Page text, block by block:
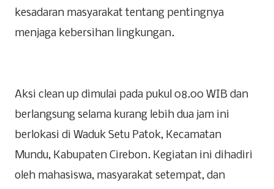
kesadaran masyarakat tentang pentingnya
menjaga kebersihan lingkungan.
Aksi clean up dimulai pada pukul 08.00 WIB dan
berlangsung selama kurang lebih dua jam ini
berlokasi di Waduk Setu Patok, Kecamatan
Mundu, Kabupaten Cirebon. Kegiatan ini dihadiri
oleh mahasiswa, masyarakat setempat, dan